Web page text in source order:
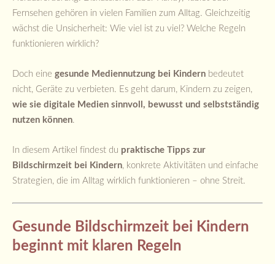
Fernsehen gehören in vielen Familien zum Alltag. Gleichzeitig
wächst die Unsicherheit: Wie viel ist zu viel? Welche Regeln
funktionieren wirklich?
Doch eine gesunde Mediennutzung bei Kindern bedeutet
nicht, Geräte zu verbieten. Es geht darum, Kindern zu zeigen,
wie sie digitale Medien sinnvoll, bewusst und selbstständig
nutzen können.
In diesem Artikel findest du praktische Tipps zur
Bildschirmzeit bei Kindern, konkrete Aktivitäten und einfache
Strategien, die im Alltag wirklich funktionieren – ohne Streit.
Gesunde Bildschirmzeit bei Kindern
beginnt mit klaren Regeln